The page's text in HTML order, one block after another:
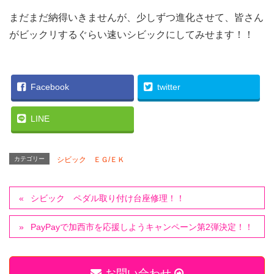
まだまだ納得いきませんが、少しずつ進化させて、皆さん
がビックリするぐらい速いシビックにしてみせます！！
Facebook twitter
LINE
カテゴリー シビック ＥＧ/ＥＫ
シビック ペダル取り付け台座修理！！
PayPayで加西市を応援しようキャンペーン第2弾決定！！